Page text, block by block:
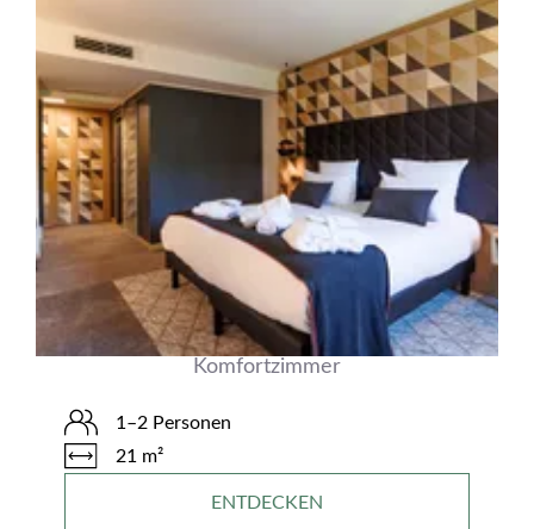
Komfortzimmer
1–2 Personen
21 m²
ENTDECKEN